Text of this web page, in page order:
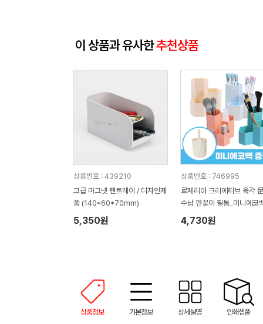
이 상품과 유사한추천상품
상품번호 : 439210
고급 마그넷 펜트레이 / 디자인제
품 (140*60*70mm)
5,350원
상품번호 : 746995
로페리아 크리에티브 육각
수납 펜꽂이 필통_미니에코
함
4,730원
상품정보 기본정보 상세설명 인쇄샘플